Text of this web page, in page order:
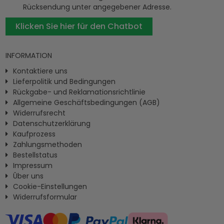
Rücksendung unter angegebener Adresse.
Klicken Sie hier für den Chatbot
INFORMATION
Kontaktiere uns
Lieferpolitik und Bedingungen
Rückgabe- und Reklamationsrichtlinie
Allgemeine Geschäftsbedingungen (AGB)
Widerrufsrecht
Datenschutzerklärung
Kaufprozess
Zahlungsmethoden
Bestellstatus
Impressum
Ûber uns
Cookie-Einstellungen
Widerrufsformular